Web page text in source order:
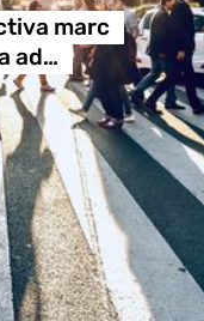
marc
ad…